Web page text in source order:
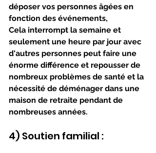
déposer vos personnes âgées en
fonction des événements,
Cela interrompt la semaine et
seulement une heure par jour avec
d'autres personnes peut faire une
énorme différence et repousser de
nombreux problèmes de santé et la
nécessité de déménager dans une
maison de retraite pendant de
nombreuses années.
4) Soutien familial :